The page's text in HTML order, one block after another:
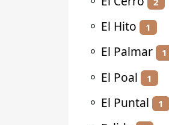
⚬ El Hito 1
⚬ El Palmar 1
⚬ El Poal 1
⚬ El Puntal 1